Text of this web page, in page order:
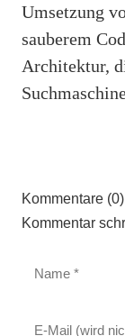
Umsetzung
sauberem
Architektur,
Kommentare (0)
Kommentar